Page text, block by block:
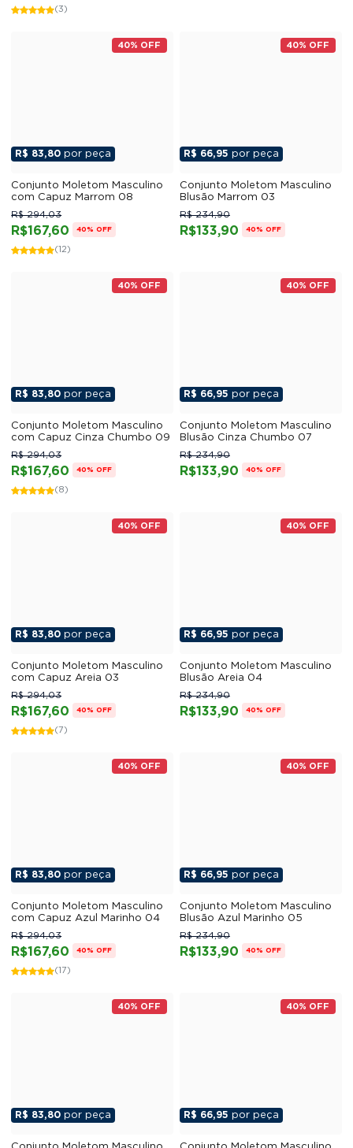
(3)
40% OFF
R$ 83,80 por peça
Conjunto Moletom Masculino
com Capuz Marrom 08
R$167,60
R$ 294,03
40% OFF
(12)
40% OFF
R$ 66,95 por peça
Conjunto Moletom Masculino
Blusão Marrom 03
R$133,90
R$ 234,90
40% OFF
40% OFF
R$ 83,80 por peça
Conjunto Moletom Masculino
com Capuz Cinza Chumbo 09
R$167,60
R$ 294,03
40% OFF
(8)
40% OFF
R$ 66,95 por peça
Conjunto Moletom Masculino
Blusão Cinza Chumbo 07
R$133,90
R$ 234,90
40% OFF
40% OFF
R$ 83,80 por peça
Conjunto Moletom Masculino
com Capuz Areia 03
R$167,60
R$ 294,03
40% OFF
(7)
40% OFF
R$ 66,95 por peça
Conjunto Moletom Masculino
Blusão Areia 04
R$133,90
R$ 234,90
40% OFF
40% OFF
R$ 83,80 por peça
Conjunto Moletom Masculino
com Capuz Azul Marinho 04
R$167,60
R$ 294,03
40% OFF
(17)
40% OFF
R$ 66,95 por peça
Conjunto Moletom Masculino
Blusão Azul Marinho 05
R$133,90
R$ 234,90
40% OFF
40% OFF
R$ 83,80 por peça
40% OFF
R$ 66,95 por peça